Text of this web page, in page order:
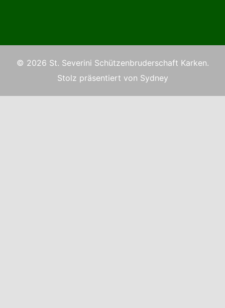
© 2026 St. Severini Schützenbruderschaft Karken.
Stolz präsentiert von Sydney